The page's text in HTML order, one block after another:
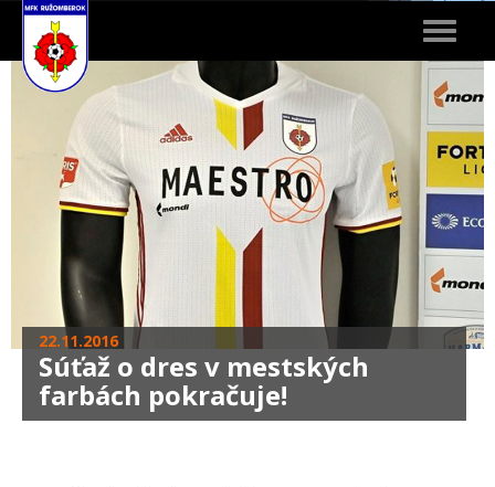
Toggle
22.11.2016
Súťaž o dres v mestských
farbách pokračuje!